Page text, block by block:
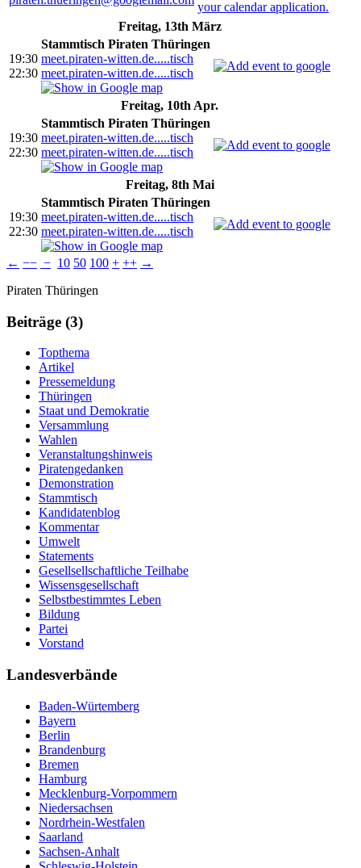
Freitag, 13th März
19:30
22:30
Stammtisch Piraten Thüringen
meet.piraten-witten.de.....tisch
meet.piraten-witten.de.....tisch
Freitag, 10th Apr.
19:30
22:30
Stammtisch Piraten Thüringen
meet.piraten-witten.de.....tisch
meet.piraten-witten.de.....tisch
Freitag, 8th Mai
19:30
22:30
Stammtisch Piraten Thüringen
meet.piraten-witten.de.....tisch
meet.piraten-witten.de.....tisch
← −− − 10 50 100 + ++ →
Weitere
Informationen
Navigation
Piraten Thüringen
Beiträge (3)
Topthema
Artikel
Pressemeldung
Thüringen
Staat und Demokratie
Versammlung
Wahlen
Veranstaltungshinweis
Piratengedanken
Demonstration
Stammtisch
Kandidatenblog
Kommentar
Umwelt
Statements
Gesellsellschaftliche Teilhabe
Wissensgesellschaft
Selbstbestimmtes Leben
Bildung
Partei
Vorstand
Landesverbände
Baden-Würtemberg
Bayern
Berlin
Brandenburg
Bremen
Hamburg
Mecklenburg-Vorpommern
Niedersachsen
Nordrhein-Westfalen
Saarland
Sachsen-Anhalt